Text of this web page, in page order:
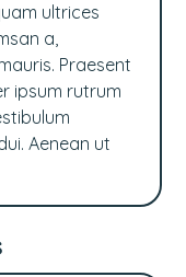
ultrices
a,
Praesent
ipsum rutrum
Aenean ut